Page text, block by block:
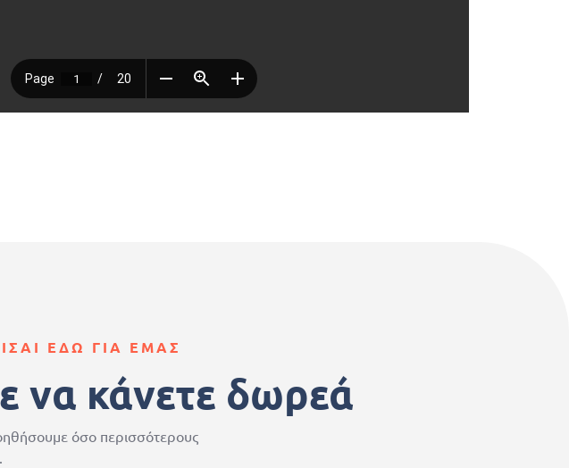
ΕΔΩ ΓΙΑ ΕΜΑΣ
να κάνετε δωρεά
όσο περισσότερους